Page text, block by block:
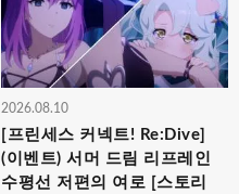
2026.08.10
[프린세스 커넥트! Re:Dive]
(이벤트) 서머 드림 리프레인
수평선 저편의 여로 [스토리